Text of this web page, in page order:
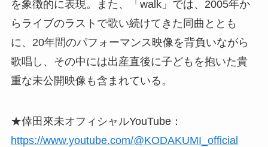
を象徴的に表現。また、「walk」では、2005年か
らライブのラストで歌い続けてきた同曲ととも
に、20年間のパフォーマンス映像を背負いながら
歌唱し、その中には出産直後に子どもを抱いた貴
重な未公開映像も含まれている。
★倖田來未オフィシャルYouTube：
https://www.youtube.com/@KODAKUMI_official